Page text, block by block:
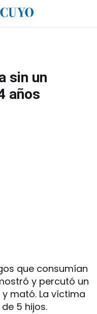
sin un
años
que consumían
y percutó un
mató. La víctima
5 hijos.